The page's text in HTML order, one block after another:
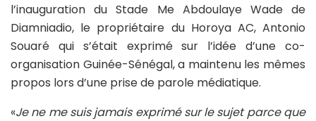
l’inauguration du Stade Me Abdoulaye Wade de
Diamniadio, le propriétaire du Horoya AC, Antonio
Souaré qui s’était exprimé sur l’idée d’une co-
organisation Guinée-Sénégal, a maintenu les mêmes
propos lors d’une prise de parole médiatique.
«Je ne me suis jamais exprimé sur le sujet parce que